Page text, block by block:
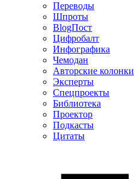
Переводы
Шпроты
BlogПост
Цифробалт
Инфографика
Чемодан
Авторские колонки
Эксперты
Спецпроекты
Библиотека
Проектор
Подкасты
Цитаты